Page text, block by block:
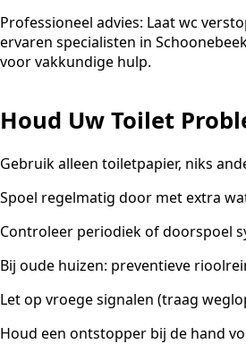
Professioneel advies: Laat wc
ervaren specialisten in
voor vakkundige hulp.
Houd Uw Toilet
Gebruik alleen toiletpapier, niks
Spoel regelmatig door met extra
Controleer periodiek of doorspoel
Bij oude huizen: preventieve
Let op vroege signalen (traag
Houd een ontstopper bij de hand